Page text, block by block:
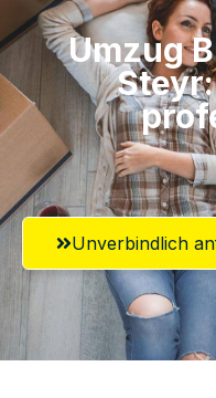
Umzug
Unverbindlich